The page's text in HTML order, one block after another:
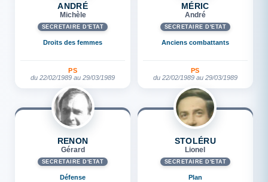
ANDRÉ
Michèle
SECRÉTAIRE D'ETAT
Droits des femmes
PS
du 22/02/1989 au 29/03/1989
MÉRIC
André
SECRÉTAIRE D'ETAT
Anciens combattants
PS
du 22/02/1989 au 29/03/1989
RENON
Gérard
SECRÉTAIRE D'ETAT
Défense
STOLÉRU
Lionel
SECRÉTAIRE D'ETAT
Plan